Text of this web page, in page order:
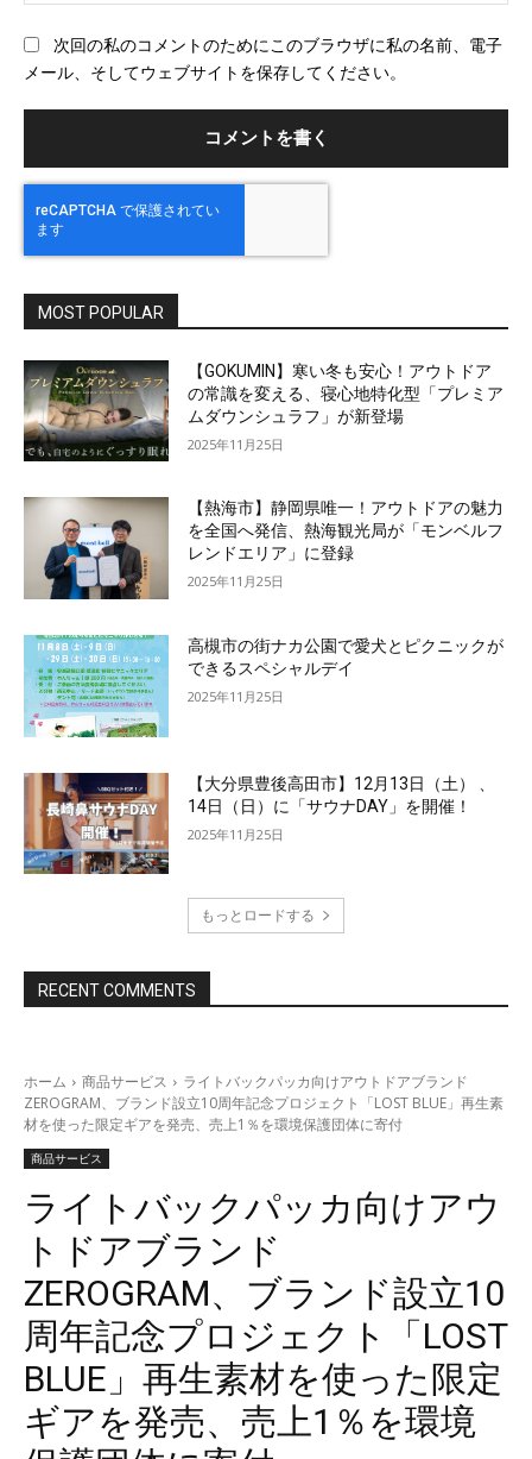
次回の私のコメントのためにこのブラウザに私の名前、電子
メール、そしてウェブサイトを保存してください。
MOST POPULAR
【GOKUMIN】寒い冬も安心！アウトドア
の常識を変える、寝心地特化型「プレミア
ムダウンシュラフ」が新登場
2025年11月25日
【熱海市】静岡県唯一！アウトドアの魅力
を全国へ発信、熱海観光局が「モンベルフ
レンドエリア」に登録
2025年11月25日
高槻市の街ナカ公園で愛犬とピクニックが
できるスペシャルデイ
2025年11月25日
【大分県豊後高田市】12月13日（土） 、
14日（日）に「サウナDAY」を開催！
2025年11月25日
もっとロードする
RECENT COMMENTS